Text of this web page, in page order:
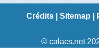
Crédits Sitemap
© calacs.net